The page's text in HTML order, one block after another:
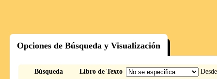
Opciones de Búsqueda y Visualización
Búsqueda Libro de Texto